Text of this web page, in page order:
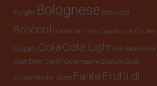
Funghi Bolognese Bratwurst
Broccoli Calamari Fritti Cappuccino Chicken
Nuggets Cola Cola Light Dell Mare Dello
Chef Dello Chefin Dönertasche Dürüm Salat
Dürümtasche Eistee Fanta Frutti di